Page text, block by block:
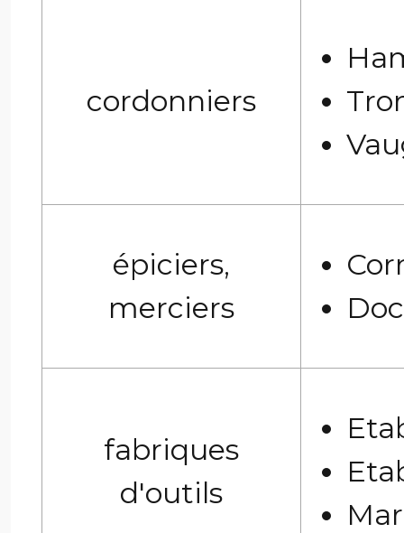
cordonniers
épiciers,
merciers
fabriques
d'outils